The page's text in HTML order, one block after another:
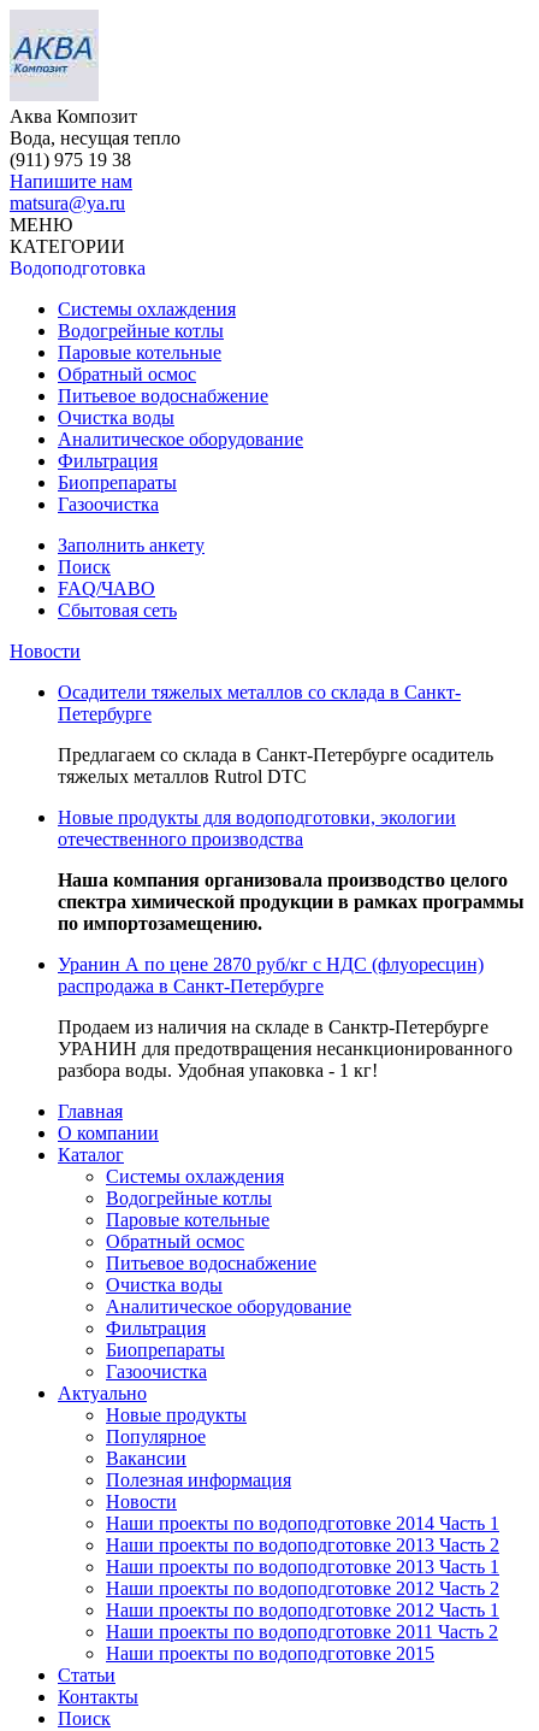
Аква Композит
Вода, несущая тепло
(911) 975 19 38
Напишите нам
matsura@ya.ru
МЕНЮ
КАТЕГОРИИ
Водоподготовка
Системы охлаждения
Водогрейные котлы
Паровые котельные
Обратный осмос
Питьевое водоснабжение
Очистка воды
Аналитическое оборудование
Фильтрация
Биопрепараты
Газоочистка
Заполнить анкету
Поиск
FAQ/ЧАВО
Сбытовая сеть
Новости
Осадители тяжелых металлов со склада в Санкт-
Петербурге
Предлагаем со склада в Санкт-Петербурге осадитель
тяжелых металлов Rutrol DTC
Новые продукты для водоподготовки, экологии
отечественного производства
Наша компания организовала производство целого
спектра химической продукции в рамках программы
по импортозамещению.
Уранин А по цене 2870 руб/кг с НДС (флуоресцин)
распродажа в Санкт-Петербурге
Продаем из наличия на складе в Санктр-Петербурге
УРАНИН для предотвращения несанкционированного
разбора воды. Удобная упаковка - 1 кг!
Главная
О компании
Каталог
Системы охлаждения
Водогрейные котлы
Паровые котельные
Обратный осмос
Питьевое водоснабжение
Очистка воды
Аналитическое оборудование
Фильтрация
Биопрепараты
Газоочистка
Актуально
Новые продукты
Популярное
Вакансии
Полезная информация
Новости
Наши проекты по водоподготовке 2014 Часть 1
Наши проекты по водоподготовке 2013 Часть 2
Наши проекты по водоподготовке 2013 Часть 1
Наши проекты по водоподготовке 2012 Часть 2
Наши проекты по водоподготовке 2012 Часть 1
Наши проекты по водоподготовке 2011 Часть 2
Наши проекты по водоподготовке 2015
Статьи
Контакты
Поиск